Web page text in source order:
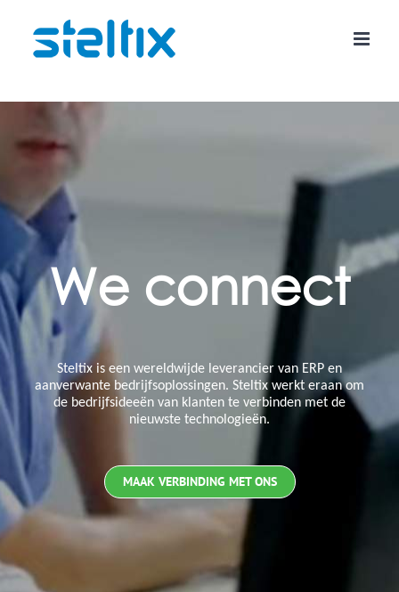
content
We connect
Steltix is ​​een wereldwijde leverancier van ERP en
aanverwante bedrijfsoplossingen. Steltix werkt eraan om
de bedrijfsideeën van klanten te verbinden met de
nieuwste technologieën.
MAAK VERBINDING MET ONS